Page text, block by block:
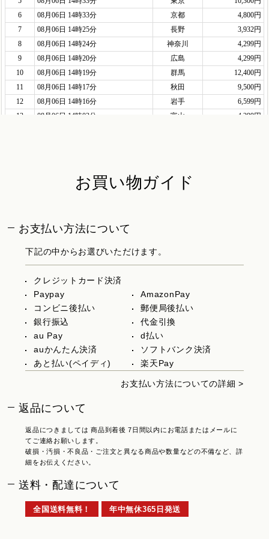
お買い物ガイド
お支払い方法について
下記の中からお選びいただけます。
クレジットカード決済
Paypay
AmazonPay
コンビニ後払い
郵便局後払い
銀行振込
代金引換
au Pay
d払い
auかんたん決済
ソフトバンク決済
あと払い(ペイディ)
楽天Pay
お支払い方法についての詳細 >
返品について
返品につきましては 商品到着後 7日間以内にお電話またはメールに
てご連絡お願いします。
破損・汚損・不良品・ご注文と異なる商品や数量などの不備など、詳
細をお伝えください。
送料・配達について
全国送料無料！ 年中無休365日発送